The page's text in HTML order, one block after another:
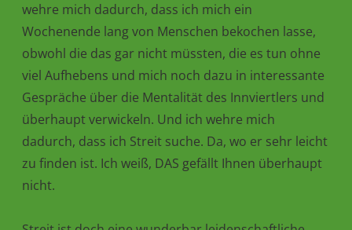
wehre mich dadurch, dass ich mich ein
Wochenende lang von Menschen bekochen lasse,
obwohl die das gar nicht müssten, die es tun ohne
viel Aufhebens und mich noch dazu in interessante
Gespräche über die Mentalität des Innviertlers und
überhaupt verwickeln. Und ich wehre mich
dadurch, dass ich Streit suche. Da, wo er sehr leicht
zu finden ist. Ich weiß, DAS gefällt Ihnen überhaupt
nicht.